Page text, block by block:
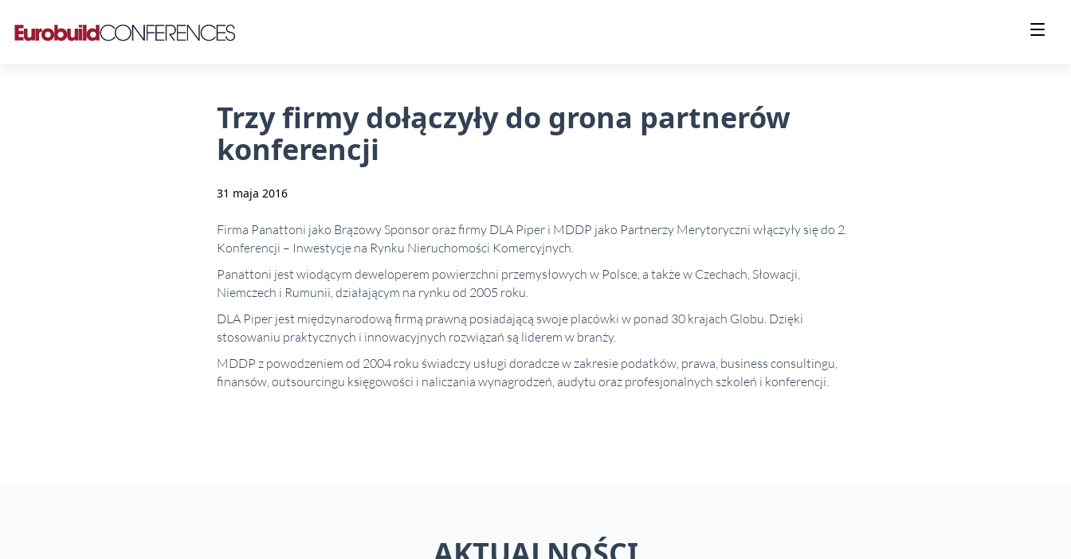
Trzy firmy dołączyły do grona partnerów
konferencji
31 maja 2016
Firma Panattoni jako Brązowy Sponsor oraz firmy DLA Piper i MDDP jako Partnerzy Merytoryczni włączyły się do 2.
Konferencji – Inwestycje na Rynku Nieruchomości Komercyjnych.
Panattoni jest wiodącym deweloperem powierzchni przemysłowych w Polsce, a także w Czechach, Słowacji,
Niemczech i Rumunii, działającym na rynku od 2005 roku.
DLA Piper jest międzynarodową firmą prawną posiadającą swoje placówki w ponad 30 krajach Globu. Dzięki
stosowaniu praktycznych i innowacyjnych rozwiązań są liderem w branży.
MDDP z powodzeniem od 2004 roku świadczy usługi doradcze w zakresie podatków, prawa, business consultingu,
finansów, outsourcingu księgowości i naliczania wynagrodzeń, audytu oraz profesjonalnych szkoleń i konferencji.